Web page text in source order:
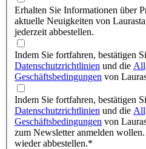
Erhalten Sie Informationen über
aktuelle Neuigkeiten von
jederzeit abbestellen.
Indem Sie fortfahren, bestätigen
Datenschutzrichtlinien und die
Geschäftsbedingungen von
Indem Sie fortfahren, bestätigen
Datenschutzrichtlinien und die
Geschäftsbedingungen von
zum Newsletter anmelden
wieder abbestellen.*